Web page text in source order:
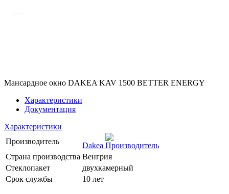
Мансардное окно DAKEA KAV 1500 BETTER ENERGY
Характеристики
Документация
Характеристики
Производитель
Dakea
Страна производства Венгрия
Стеклопакет
двухкамерный
Срок службы
10 лет